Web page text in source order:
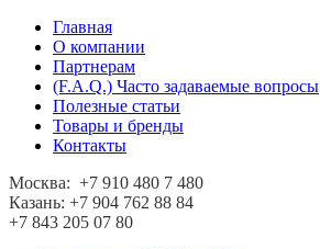
Главная
О компании
Партнерам
(F.A.Q.) Часто задаваемые вопросы
Полезные статьи
Товары и бренды
Контакты
Москва: +7 910 480 7 480
Казань: +7 904 762 88 84
+7 843 205 07 80